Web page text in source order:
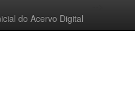
do Acervo Digital